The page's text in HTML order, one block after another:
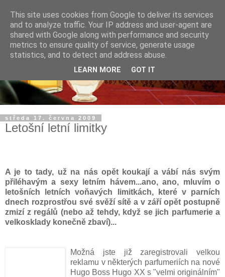
středa 17. června 2009
Letošní letní limitky
A je to tady, už na nás opět koukají a vábí nás svým
přiléhavým a sexy letním hávem...ano, ano, mluvím o
letošních letních voňavých limitkách, které v parních
dnech rozprostřou své svěží sítě a v září opět postupně
zmizí z regálů (nebo až tehdy, když se jich parfumerie a
velkosklady konečně zbaví)...
Možná jste již zaregistrovali velkou
reklamu v některých parfumeriích na nové
Hugo Boss Hugo XX s "velmi originálním"
This site uses cookies from Google to deliver its services
and to analyze traffic. Your IP address and user-agent are
shared with Google along with performance and security
metrics to ensure quality of service, generate usage
statistics, and to detect and address abuse.
LEARN MORE GOT IT